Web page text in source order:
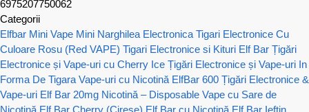
6975207750062
Categorii
Elfbar Mini Vape Mini Narghilea Electronica Tigari Electronice Cu
Culoare Rosu (Red VAPE) Tigari Electronice si Kituri Elf Bar Țigări
Electronice și Vape-uri cu Cherry Ice Țigări Electronice și Vape-uri In
Forma De Tigara Vape-uri cu Nicotină ElfBar 600 Țigări Electronice &
Vape-uri Elf Bar 20mg Nicotină – Disposable Vape cu Sare de